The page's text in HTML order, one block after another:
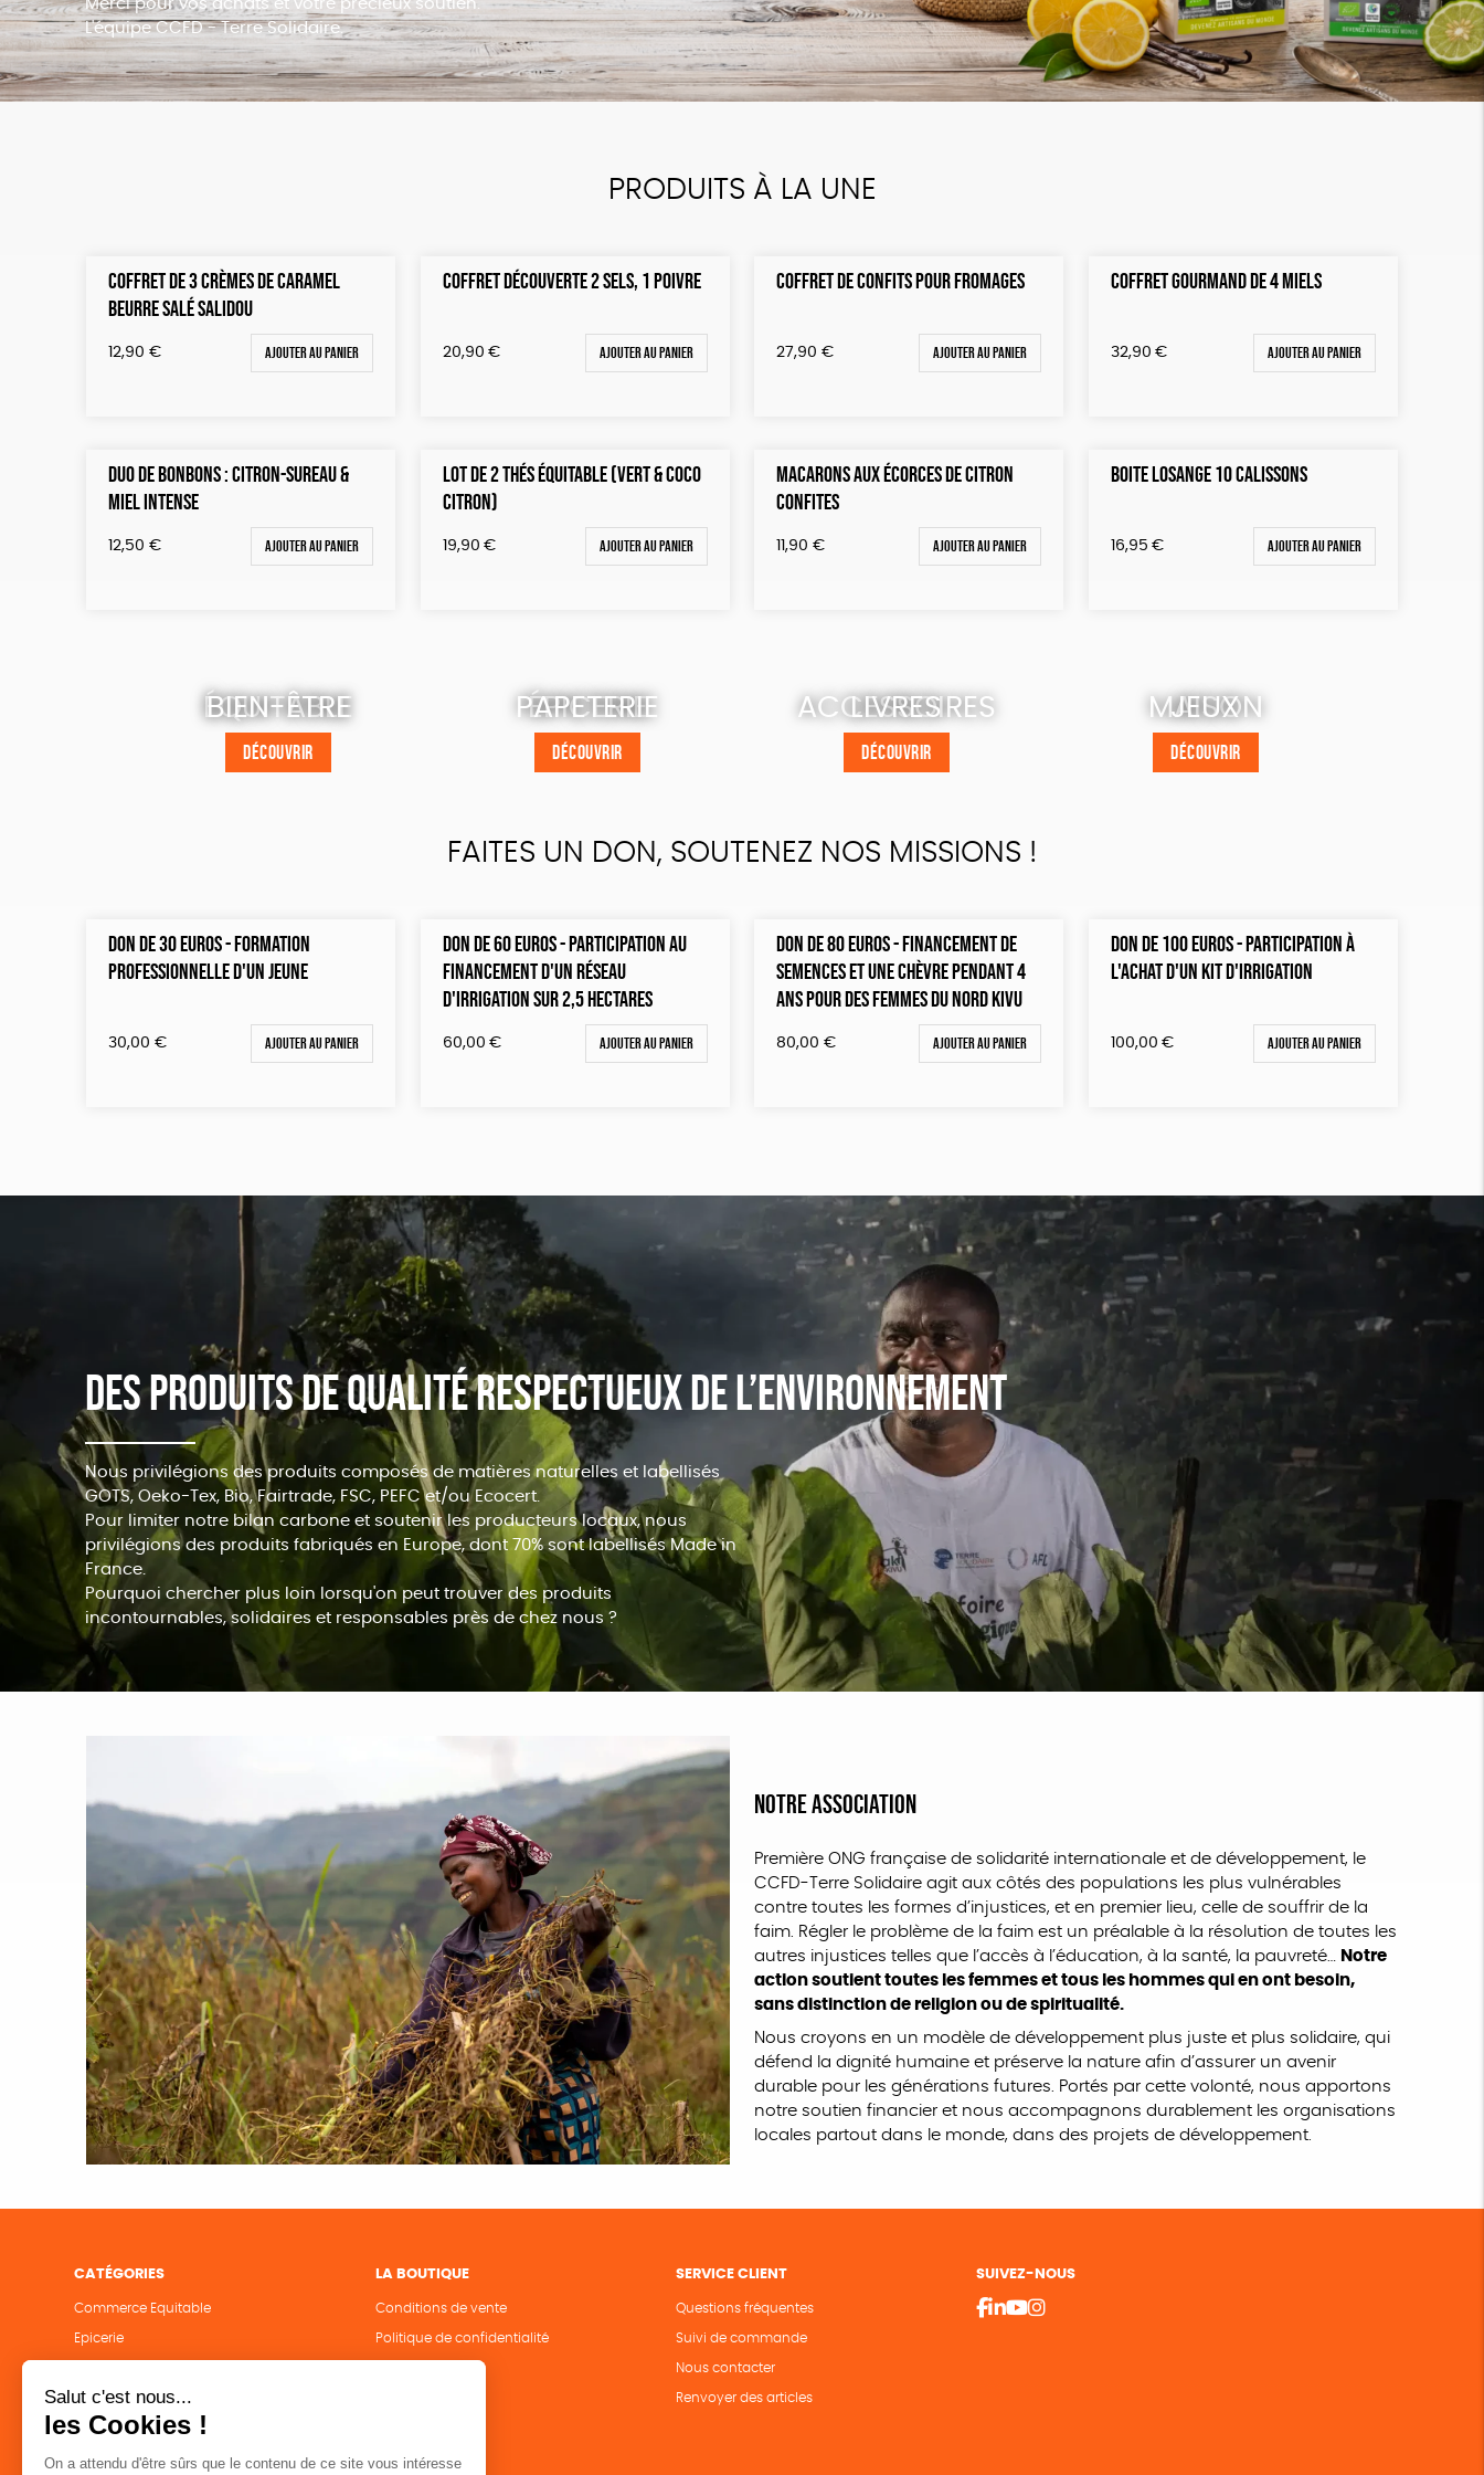
Merci pour vos achats et votre précieux soutien.
L'équipe CCFD - Terre Solidaire.
PRODUITS À LA UNE
COFFRET DE 3 CRÈMES DE CARAMEL
BEURRE SALÉ SALIDOU
12,90 € Ajouter au panier
COFFRET DÉCOUVERTE 2 SELS, 1 POIVRE
20,90 € Ajouter au panier
COFFRET DE CONFITS POUR FROMAGES
27,90 € Ajouter au panier
COFFRET GOURMAND DE 4 MIELS
32,90 € Ajouter au panier
DUO DE BONBONS : CITRON-SUREAU &
MIEL INTENSE
12,50 € Ajouter au panier
LOT DE 2 THÉS ÉQUITABLE (VERT & COCO
CITRON)
19,90 € Ajouter au panier
MACARONS AUX ÉCORCES DE CITRON
CONFITES
11,90 € Ajouter au panier
BOITE LOSANGE 10 CALISSONS
16,95 € Ajouter au panier
ÉQUITABLE
DÉCOUVRIR
ÉPICERIE
DÉCOUVRIR
ACCESSOIRES
DÉCOUVRIR
MAISON
DÉCOUVRIR
BIEN-ÊTRE
DÉCOUVRIR
PAPETERIE
DÉCOUVRIR
LIVRES
DÉCOUVRIR
JEUX
DÉCOUVRIR
FAITES UN DON, SOUTENEZ NOS MISSIONS !
DON DE 30 EUROS - FORMATION
PROFESSIONNELLE D'UN JEUNE
30,00 € Ajouter au panier
DON DE 60 EUROS - PARTICIPATION AU
FINANCEMENT D'UN RÉSEAU
D'IRRIGATION SUR 2,5 HECTARES
60,00 € Ajouter au panier
DON DE 80 EUROS - FINANCEMENT DE
SEMENCES ET UNE CHÈVRE PENDANT 4
ANS POUR DES FEMMES DU NORD KIVU
80,00 € Ajouter au panier
DON DE 100 EUROS - PARTICIPATION À
L'ACHAT D'UN KIT D'IRRIGATION
100,00 € Ajouter au panier
Des produits de qualité respectueux de l’environnement
Nous privilégions des produits composés de matières naturelles et labellisés
GOTS, Oeko-Tex, Bio, Fairtrade, FSC, PEFC et/ou Ecocert.
Pour limiter notre bilan carbone et soutenir les producteurs locaux, nous
privilégions des produits fabriqués en Europe, dont 70% sont labellisés Made in
France.
Pourquoi chercher plus loin lorsqu'on peut trouver des produits
incontournables, solidaires et responsables près de chez nous ?
Notre association
Première ONG française de solidarité internationale et de développement, le
CCFD-Terre Solidaire agit aux côtés des populations les plus vulnérables
contre toutes les formes d’injustices, et en premier lieu, celle de souffrir de la
faim. Régler le problème de la faim est un préalable à la résolution de toutes les
autres injustices telles que l’accès à l’éducation, à la santé, la pauvreté… Notre
action soutient toutes les femmes et tous les hommes qui en ont besoin,
sans distinction de religion ou de spiritualité.
Nous croyons en un modèle de développement plus juste et plus solidaire, qui
défend la dignité humaine et préserve la nature afin d’assurer un avenir
durable pour les générations futures. Portés par cette volonté, nous apportons
notre soutien financier et nous accompagnons durablement les organisations
locales partout dans le monde, dans des projets de développement.
CATÉGORIES
Commerce Equitable
Epicerie
Accessoires
Bien-être
Papeterie
LA BOUTIQUE
Conditions de vente
Politique de confidentialité
Mentions légales
SERVICE CLIENT
Questions fréquentes
Suivi de commande
Nous contacter
Renvoyer des articles
SUIVEZ-NOUS